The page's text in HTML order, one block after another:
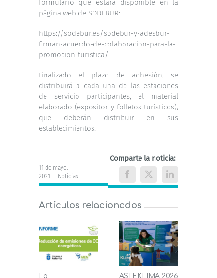
formulario que estará disponible en la
página web de SODEBUR:
https://sodebur.es/sodebur-y-adesbur-
firman-acuerdo-de-colaboracion-para-la-
promocion-turistica/
Finalizado el plazo de adhesión, se
distribuirá a cada una de las estaciones
de servicio participantes, el material
elaborado (expositor y folletos turísticos),
que deberán distribuir en sus
establecimientos.
11 de mayo,
2021
Noticias
Comparte la noticia:
Facebook
X LinkedIn
Artículos relacionados
La
ASTEKLIMA 2026